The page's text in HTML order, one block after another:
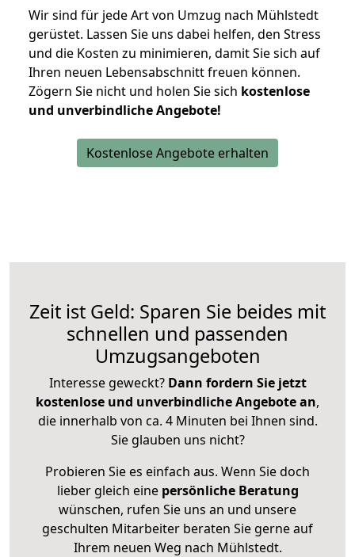
Wir sind für jede Art von Umzug nach Mühlstedt
gerüstet. Lassen Sie uns dabei helfen, den Stress
und die Kosten zu minimieren, damit Sie sich auf
Ihren neuen Lebensabschnitt freuen können.
Zögern Sie nicht und holen Sie sich kostenlose
und unverbindliche Angebote!
Kostenlose Angebote erhalten
Zeit ist Geld: Sparen Sie beides mit
schnellen und passenden
Umzugsangeboten
Interesse geweckt? Dann fordern Sie jetzt
kostenlose und unverbindliche Angebote an,
die innerhalb von ca. 4 Minuten bei Ihnen sind.
Sie glauben uns nicht?
Probieren Sie es einfach aus. Wenn Sie doch
lieber gleich eine persönliche Beratung
wünschen, rufen Sie uns an und unsere
geschulten Mitarbeiter beraten Sie gerne auf
Ihrem neuen Weg nach Mühlstedt.